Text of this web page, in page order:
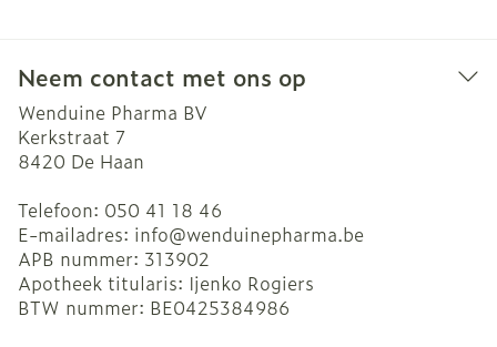
Neem contact met ons op
Wenduine Pharma BV
Kerkstraat 7
8420 De Haan
Telefoon: 050 41 18 46
E-mailadres: info@wenduinepharma.be
APB nummer: 313902
Apotheek titularis: Ijenko Rogiers
BTW nummer: BE0425384986